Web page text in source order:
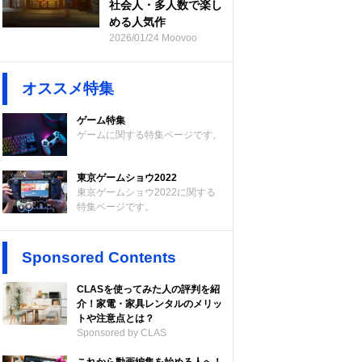
社会人・多人数で楽し
める人気作
2026/01/24 Moovoo
オススメ特集
ゲーム特集
ゲームに関する特集ページです。
東京ゲームショウ2022
東京ゲームショウ2022に関する
特集ページです。
Sponsored Contents
CLASを使ってみた人の評判を紹
介！家電・家具レンタルのメリッ
トや注意点とは？
Sponsored by CLAS